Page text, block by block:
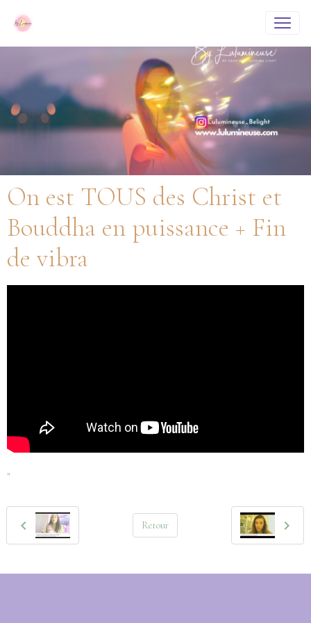
On est TOUS des Christ et
Bouddha en puissance + Fin
de vibra
"
Retour